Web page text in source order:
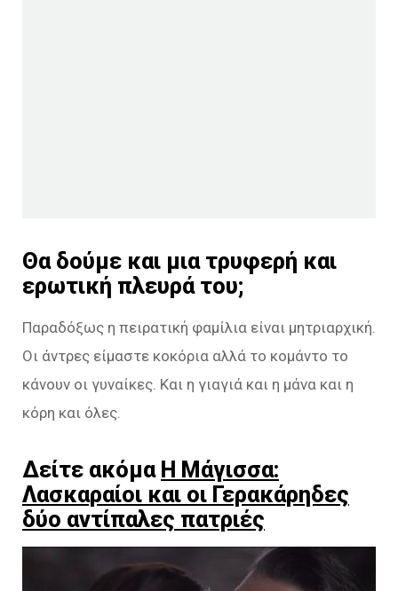
Θα δούμε και μια τρυφερή και
ερωτική πλευρά του;
Παραδόξως η πειρατική φαμίλια είναι μητριαρχική.
Οι άντρες είμαστε κοκόρια αλλά το κομάντο το
κάνουν οι γυναίκες. Και η γιαγιά και η μάνα και η
κόρη και όλες.
Δείτε ακόμα Η Μάγισσα:
Λασκαραίοι και οι Γερακάρηδες
δύο αντίπαλες πατριές